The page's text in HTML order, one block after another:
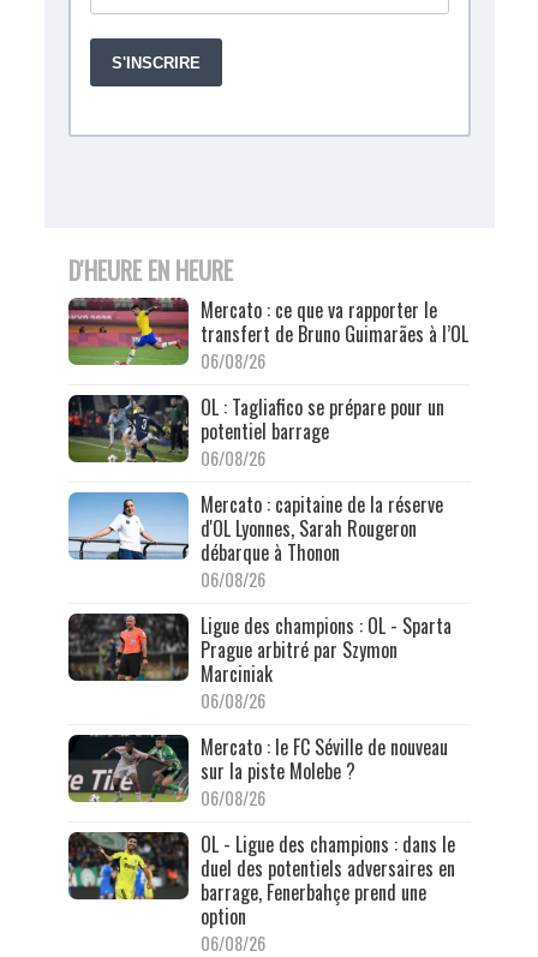
D'HEURE EN HEURE
Mercato : ce que va rapporter le
transfert de Bruno Guimarães à l’OL
06/08/26
OL : Tagliafico se prépare pour un
potentiel barrage
06/08/26
Mercato : capitaine de la réserve
d'OL Lyonnes, Sarah Rougeron
débarque à Thonon
06/08/26
Ligue des champions : OL - Sparta
Prague arbitré par Szymon
Marciniak
06/08/26
Mercato : le FC Séville de nouveau
sur la piste Molebe ?
06/08/26
OL - Ligue des champions : dans le
duel des potentiels adversaires en
barrage, Fenerbahçe prend une
option
06/08/26